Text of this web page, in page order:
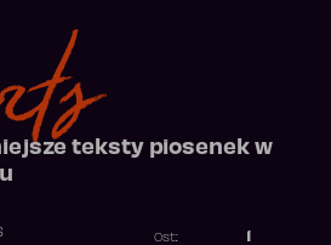
teksty piosenek w
Ost.: